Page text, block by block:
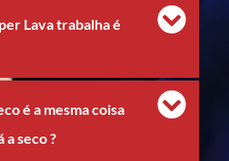
Lava trabalha é
é a mesma coisa
a seco ?